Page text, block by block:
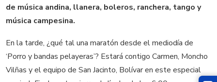
de música andina, llanera, boleros, ranchera, tango y
música campesina.
En la tarde, ¿qué tal una maratón desde el mediodía de
‘Porro y bandas pelayeras’? Estará contigo Carmen, Moncho
Vilñas y el equipo de San Jacinto, Bolívar en este especial